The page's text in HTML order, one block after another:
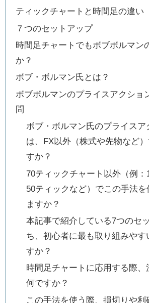
ティックチャートと時間足の違い
７つのセットアップ
時間足チャートでもボブボルマン
か？
ボブ・ボルマン氏とは？
ボブボルマンのプライスアクショ
問
ボブ・ボルマン氏のプライスア
は、FX以外（株式や先物など
すか？
70ティックチャート以外（例：
50ティックなど）でこの手法を
ますか？
本記事で紹介している7つのセ
ち、初心者に最も取り組みやす
すか？
時間足チャートに応用する際、
何ですか？
この手法を使う際、損切りや